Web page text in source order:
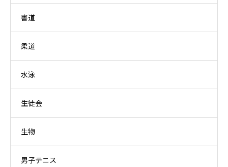
書道
柔道
水泳
生徒会
生物
男子テニス